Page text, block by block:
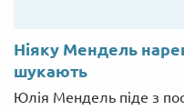
Ніяку Мендель
шукають
Юлія Мендель піде з